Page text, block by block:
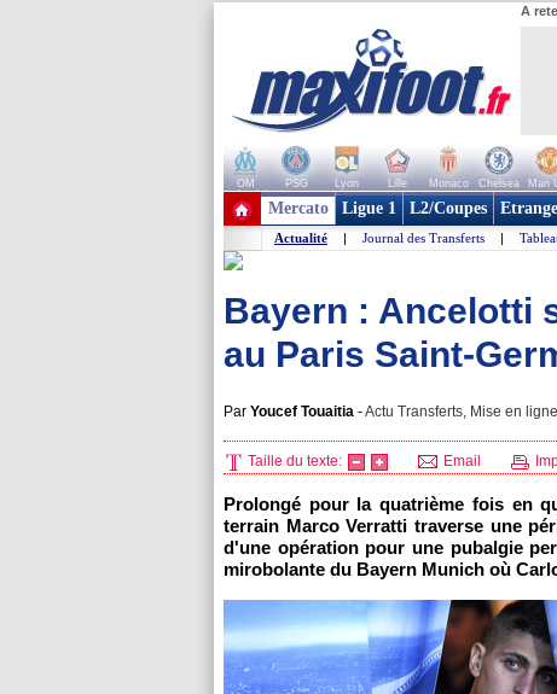
A
OM PSG Lyon Lille Monaco Chelsea Man
+ de clubs
Mercato Ligue 1 L2/Coupes
Actualité | Journal des Transferts |
Bayern : Ancelotti
au Paris Saint-
Par Youcef Touaitia -Actu Transferts, Mise en
Taille du texte: Email
Prolongé pour la quatrième fois en
terrain Marco Verratti traverse une
d'une opération pour une pubalgie
mirobolante du Bayern Munich où